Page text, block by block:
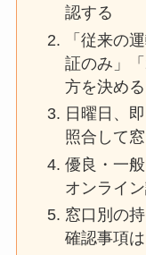
認する
「従来の
証のみ」
方を決める
日曜日、
照合して
優良・一
オンライ
窓口別の
確認事項